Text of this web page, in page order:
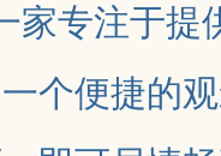
家专注于
个便捷的